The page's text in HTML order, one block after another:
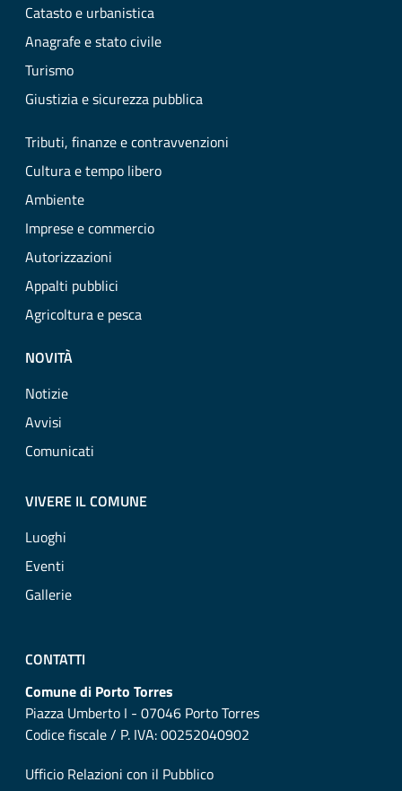
Catasto e urbanistica
Anagrafe e stato civile
Turismo
Giustizia e sicurezza pubblica
Tributi, finanze e contravvenzioni
Cultura e tempo libero
Ambiente
Imprese e commercio
Autorizzazioni
Appalti pubblici
Agricoltura e pesca
NOVITÀ
Notizie
Avvisi
Comunicati
VIVERE IL COMUNE
Luoghi
Eventi
Gallerie
CONTATTI
Comune di Porto Torres
Piazza Umberto I - 07046 Porto Torres
Codice fiscale / P. IVA: 00252040902
Ufficio Relazioni con il Pubblico